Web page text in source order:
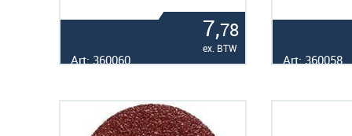
7,78
ex. BTW
Art: 360060 Art: 360058